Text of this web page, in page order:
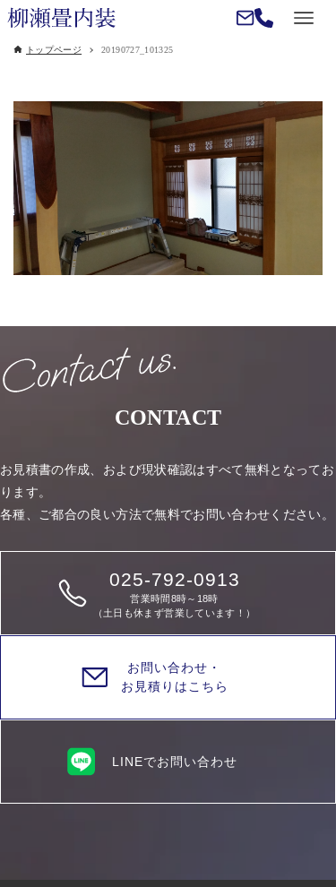
トップページ 20190727_101325
CONTACT
お見積書の作成、および現状確認はすべて無料となってお
ります。
各種、ご都合の良い方法で無料でお問い合わせください。
025-792-0913
営業時間8時～18時
（土日も休まず営業しています！）
お問い合わせ・
お見積りはこちら
LINEでお問い合わせ